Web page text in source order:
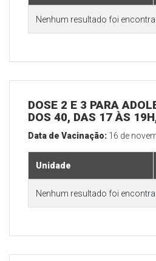
Nenhum resultado foi
DOSE 2 E 3 PARA
DOS 40, DAS 17 ÀS
Data de Vacinação: 16 de
Unidade
Nenhum resultado foi